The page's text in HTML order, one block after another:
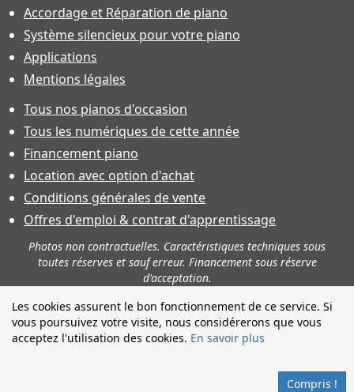
Les cookies assurent le bon fonctionnement de ce service. Si
vous poursuivez votre visite, nous considérerons que vous
acceptez l'utilisation des cookies. En savoir plus
Compris !
Accordage et Réparation de piano
Système silencieux pour votre piano
Applications
Mentions légales
Tous nos pianos d'occasion
Tous les numériques de cette année
Financement piano
Location avec option d'achat
Conditions générales de vente
Offres d'emploi & contrat d'apprentissage
Photos non contractuelles. Caractéristiques techniques sous
toutes réserves et sauf erreur. Financement sous réserve
d'acceptation.